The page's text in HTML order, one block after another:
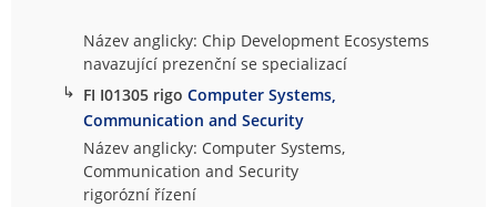
Název anglicky: Chip Development Ecosystems
navazující prezenční se specializací
↳ FI I01305 rigoComputer Systems,
Communication and Security
Název anglicky: Computer Systems,
Communication and Security
rigorózní řízení